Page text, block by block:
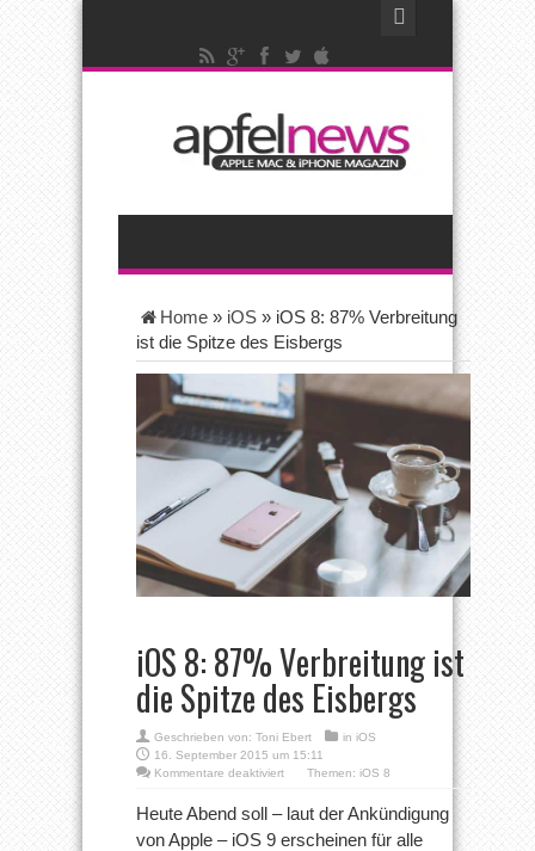
Home » iOS » iOS 8: 87% Verbreitung
ist die Spitze des Eisbergs
iOS 8: 87% Verbreitung ist
die Spitze des Eisbergs
Geschrieben von: Toni Ebert in iOS
16. September 2015 um 15:11
Kommentare deaktiviertfür
8:
87%
Verbreitung
Themen: iOS 8
Heute Abend soll – laut der Ankündigung
von Apple – iOS 9 erscheinen für alle